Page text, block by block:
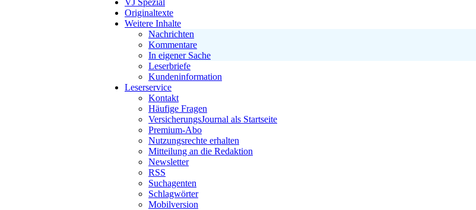
VJ Spezial
Originaltexte
Weitere Inhalte
Nachrichten
Kommentare
In eigener Sache
Leserbriefe
Kundeninformation
Leserservice
Kontakt
Häufige Fragen
VersicherungsJournal als Startseite
Premium-Abo
Nutzungsrechte erhalten
Mitteilung an die Redaktion
Newsletter
RSS
Suchagenten
Schlagwörter
Mobilversion